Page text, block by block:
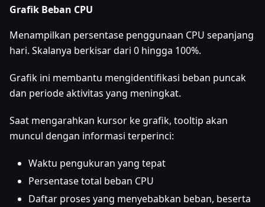
Grafik Beban CPU
Menampilkan persentase penggunaan CPU sepanjang
hari. Skalanya berkisar dari 0 hingga 100%.
Grafik ini membantu mengidentifikasi beban puncak
dan periode aktivitas yang meningkat.
Saat mengarahkan kursor ke grafik, tooltip akan
muncul dengan informasi terperinci:
Waktu pengukuran yang tepat
Persentase total beban CPU
Daftar proses yang menyebabkan beban, beserta